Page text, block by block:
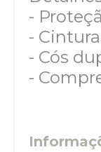
-
-
- Cós
-